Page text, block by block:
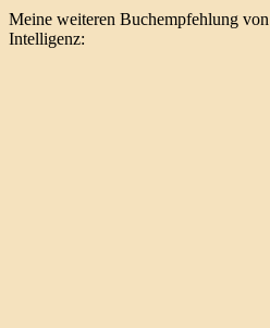
Meine weiteren Buchempfehlung
Intelligenz: